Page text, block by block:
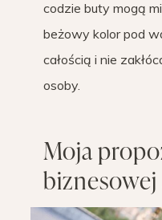
codzie buty mogą
beżowy kolor pod
całością i nie
osoby.
Moja